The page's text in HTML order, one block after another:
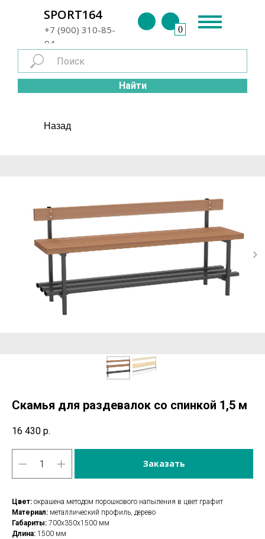
+7 (900) 310-85-
94
SPORT164
0
Найти
Назад
Скамья для раздевалок со спинкой 1,5 м
16 430 р.
Заказать
Цвет: окрашена методом порошкового напыления в цвет графит
Материал: металлический профиль, дерево
Габариты: 700х350х1500 мм
Длина: 1500 мм